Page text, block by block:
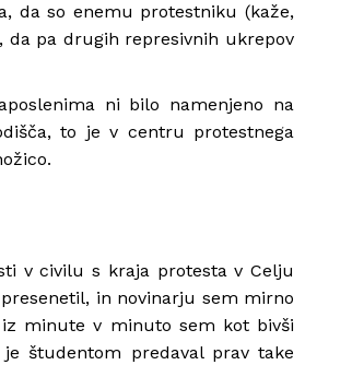
da so enemu protestniku (kaže,
da pa drugih represivnih ukrepov
ni bilo namenjeno na
to je v centru protestnega
v civilu s kraja protesta v Celju
in novinarju sem mirno
minute v minuto sem kot bivši
študentom predaval prav take